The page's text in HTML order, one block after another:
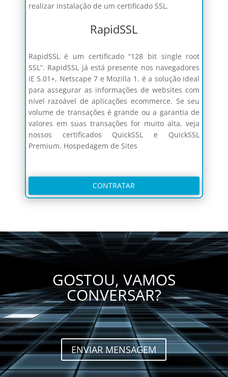
realizar instalação de um certificado SSL.
RapidSSL
RapidSSL é um certificado “128 bit single root
SSL”. RapidSSL já está presente nos navegadores
IE 5.01+, Netscape 7 e Mozilla 1. é a solução ideal
para assegurar as informações de websites com
nível razoável de aplicações ecommerce. Se seu
volume de transações é grande ou a garantia de
valores em suas transações for muito alta, veja
nossos certificados QuickSSL e QuickSSL
Premium. Hospedagem de Sites
CONTRATAR
GOSTOU, VAMOS
CONVERSAR?
ENVIAR MENSAGEM